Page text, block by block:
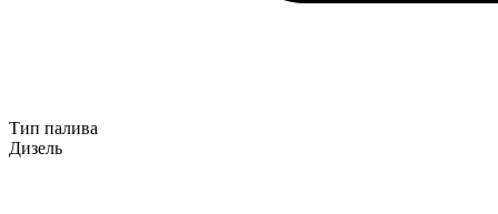
Тип палива
Дизель